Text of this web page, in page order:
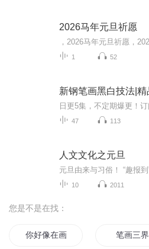
2026马年元旦祈愿
1 52
新钢笔画黑白技法|
47 113
人文文化之元旦
10 2011
您是不是在找：
你好像在画我 笔画三界